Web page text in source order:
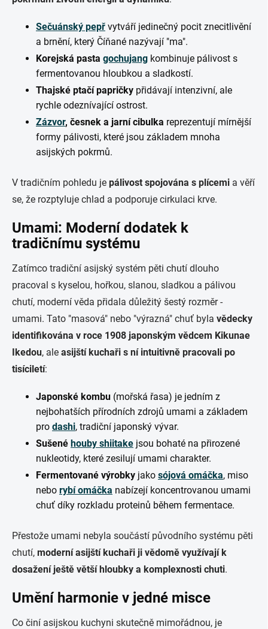
Sečuánský pepř vytváří jedinečný pocit znecitlivění
a brnění, který Číňané nazývají "ma".
Korejská pasta gochujang kombinuje pálivost s
fermentovanou hloubkou a sladkostí.
Thajské ptačí papričky přidávají intenzivní, ale
rychle odeznívající ostrost.
Zázvor, česnek a jarní cibulka reprezentují mírnější
formy pálivosti, které jsou základem mnoha
asijských pokrmů.
V tradičním pohledu je pálivost spojována s plícemi a věří
se, že rozptyluje chlad a podporuje cirkulaci krve.
Umami: Moderní dodatek k
tradičnímu systému
Zatímco tradiční asijský systém pěti chutí dlouho
pracoval s kyselou, hořkou, slanou, sladkou a pálivou
chutí, moderní věda přidala důležitý šestý rozměr -
umami. Tato "masová" nebo "výrazná" chuť byla vědecky
identifikována v roce 1908 japonským vědcem Kikunae
Ikedou, ale asijští kuchaři s ní intuitivně pracovali po
tisíciletí:
Japonské kombu (mořská řasa) je jedním z
nejbohatších přírodních zdrojů umami a základem
pro dashi, tradiční japonský vývar.
Sušené houby shiitake jsou bohaté na přirozené
nukleotidy, které zesilují umami charakter.
Fermentované výrobky jako sójová omáčka, miso
nebo rybí omáčka nabízejí koncentrovanou umami
chuť díky rozkladu proteinů během fermentace.
Přestože umami nebyla součástí původního systému pěti
chutí, moderní asijští kuchaři ji vědomě využívají k
dosažení ještě větší hloubky a komplexnosti chuti.
Umění harmonie v jedné misce
Co činí asijskou kuchyni skutečně mimořádnou, je